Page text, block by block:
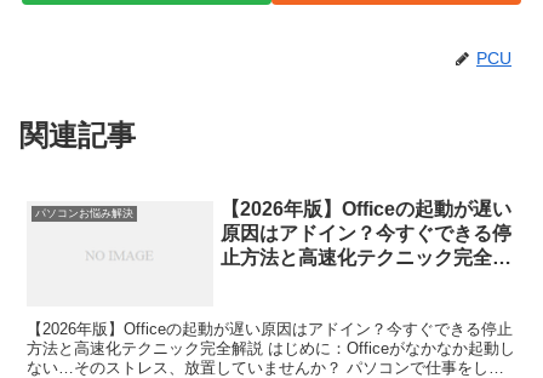
PCU
関連記事
パソコンお悩み解決
【2026年版】Officeの起動が遅い
原因はアドイン？今すぐできる停
止方法と高速化テクニック完全解
【2026年版】Officeの起動が遅い原因はアドイン？今すぐできる停止
方法と高速化テクニック完全解説 はじめに：Officeがなかなか起動し
ない…そのストレス、放置していませんか？ パソコンで仕事をして